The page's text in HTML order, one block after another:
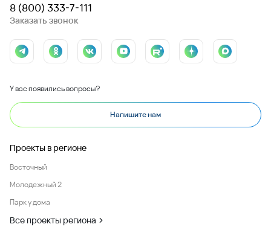
8 (800) 333-7-111
Заказать звонок
У вас появились вопросы?
Напишите нам
Проекты в регионе
Восточный
Молодежный 2
Парк у дома
Все проекты региона